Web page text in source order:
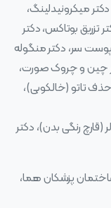
میکرونیدلینگ،
تزریق بوتاکس، دکتر
سر، دکتر منگوله
چین و چروک صورت،
تاتو (خالکوبی)،
(قارچ رنگی بدن)، دکتر
۲۵ متری ادیبی، ساختمان پزشکان هما،